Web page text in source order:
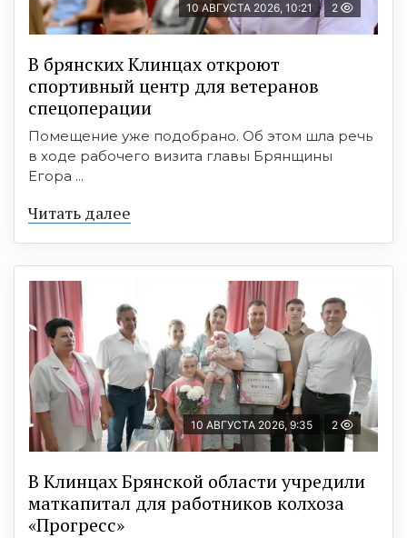
10 АВГУСТА 2026, 10:21 2
В брянских Клинцах откроют
спортивный центр для ветеранов
спецоперации
Помещение уже подобрано. Об этом шла речь
в ходе рабочего визита главы Брянщины
Егора ...
Читать далее
10 АВГУСТА 2026, 9:35 2
В Клинцах Брянской области учредили
маткапитал для работников колхоза
«Прогресс»